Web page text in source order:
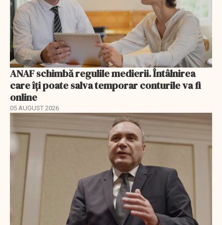
ANAF schimbă regulile medierii. Întâlnirea
care îți poate salva temporar conturile va fi
online
05 AUGUST 2026